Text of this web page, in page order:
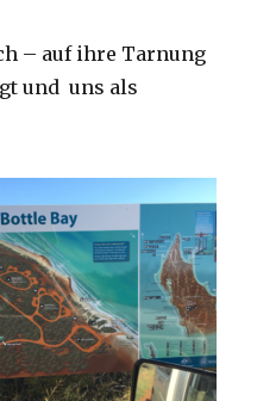
– auf ihre Tarnung
und uns als